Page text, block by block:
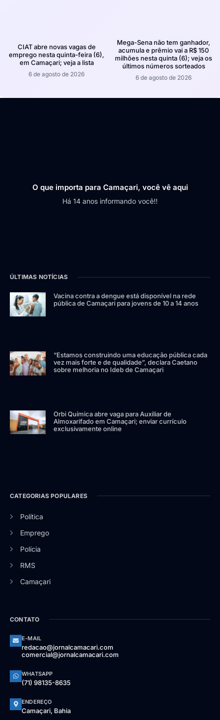
CIAT abre novas vagas de
emprego nesta quinta-feira (6),
em Camaçari; veja a lista
6 de agosto de 2026
Mega-Sena não tem ganhador,
acumula e prêmio vai a R$ 150
milhões nesta quinta (6); veja os
últimos números sorteados
6 de agosto de 2026
O que importa para Camaçari, você vê aqui
Há 14 anos informando você!!
ÚLTIMAS NOTÍCIAS
Vacina contra a dengue está disponível na rede
pública de Camaçari para jovens de 10 a 14 anos
“Estamos construindo uma educação pública cada
vez mais forte e de qualidade”, declara Caetano
sobre melhoria no Ideb de Camaçari
Orbi Química abre vaga para Auxiliar de
Almoxarifado em Camaçari; enviar currículo
exclusivamente online
CATEGORIAS POPULARES
Política
Emprego
Polícia
RMS
Camaçari
CONTATO
E-MAIL
redacao@jornalcamacari.com
comercial@jornalcamacari.com
WHATSAPP
(71) 98135-8635
ENDEREÇO
Camaçari, Bahia